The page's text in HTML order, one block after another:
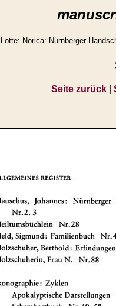
Norica: Nürnberger
Seite zurück|